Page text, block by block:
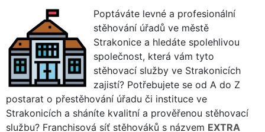
Poptáváte levné a profesionální
stěhování úřadů ve městě
Strakonice a hledáte spolehlivou
společnost, která vám tyto
stěhovací služby ve Strakonicích
zajistí? Potřebujete se od A do Z
postarat o přestěhování úřadu či instituce ve
Strakonicích a sháníte kvalitní a prověřenou stěhovací
službu? Franchisová síť stěhováků s názvem EXTRA